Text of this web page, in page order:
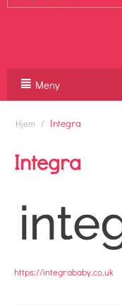
Meny
Hjem / Integra
Integra
https://integrababy.co.uk